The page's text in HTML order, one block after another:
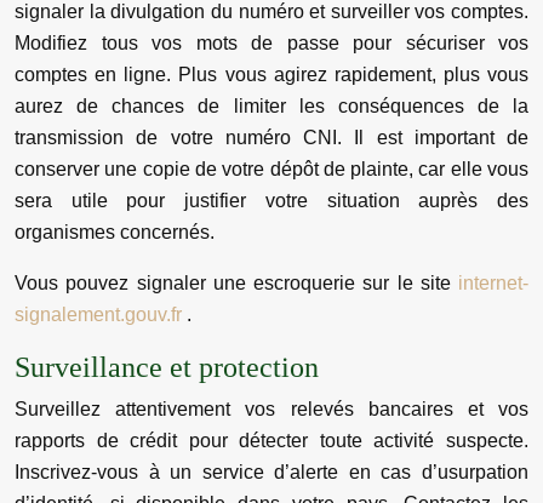
signaler la divulgation du numéro et surveiller vos comptes.
Modifiez tous vos mots de passe pour sécuriser vos
comptes en ligne. Plus vous agirez rapidement, plus vous
aurez de chances de limiter les conséquences de la
transmission de votre numéro CNI. Il est important de
conserver une copie de votre dépôt de plainte, car elle vous
sera utile pour justifier votre situation auprès des
organismes concernés.
Vous pouvez signaler une escroquerie sur le site internet-
signalement.gouv.fr .
Surveillance et protection
Surveillez attentivement vos relevés bancaires et vos
rapports de crédit pour détecter toute activité suspecte.
Inscrivez-vous à un service d’alerte en cas d’usurpation